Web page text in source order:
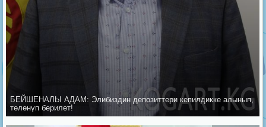
БЕЙШЕНАЛЫ АДАМ: Элибиздин депозиттери кепилдикке алынып,
төлөнүп берилет!